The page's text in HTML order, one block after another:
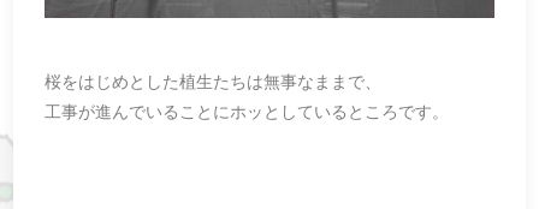
桜をはじめとした植生たちは無事なままで、
工事が進んでいることにホッとしているところです。